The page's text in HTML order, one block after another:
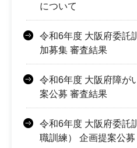
について
令和6年度 大阪府委託
加募集 審査結果
令和6年度 大阪府障が
案公募 審査結果
令和6年度 大阪府委託
職訓練） 企画提案公